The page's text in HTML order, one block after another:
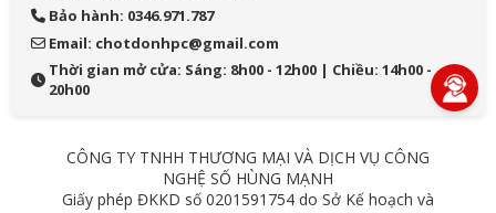
Bảo hành: 0346.971.787
Email: chotdonhpc@gmail.com
Thời gian mở cửa: Sáng: 8h00 - 12h00 | Chiều: 14h00 -
20h00
CÔNG TY TNHH THƯƠNG MẠI VÀ DỊCH VỤ CÔNG
NGHỆ SỐ HÙNG MẠNH
Giấy phép ĐKKD số 0201591754 do Sở Kế hoạch và